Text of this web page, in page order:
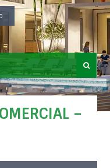
–